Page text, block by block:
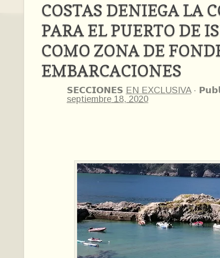
COSTAS DENIEGA LA
PARA EL PUERTO DE
COMO ZONA DE
EMBARCACIONES
𝗦𝗘𝗖𝗖𝗜𝗢𝗡𝗘𝗦 EN EXCLUSIVA ·
septiembre 18, 2020